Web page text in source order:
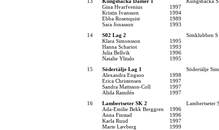
Gina Hvarfvenius
1997
Kristin Ivansson
1994
Ebba Rosenquist
1989
Sara Jonasson
1993
14
S02 Lag 2
Simklubben
Klara Simonsson
1995
Hanna Schariot
1993
Julia Bellvik
1996
Natalie Ylitalo
1995
15
Södertälje Lag 1
Södertälje
Alexandra Engsoo
1998
Erica Christensen
1997
Sandra Mattsson-Coll
1997
Alida Ramdén
1997
16
Lambertseter SK 2
Lambertseter
Ada-Emilie Bekk Berggren
1996
Anna Finstad
1996
Karla Ruud
1997
Marte Løvberg
1999